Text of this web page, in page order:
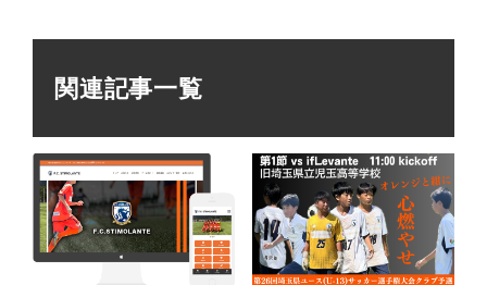
関連記事一覧